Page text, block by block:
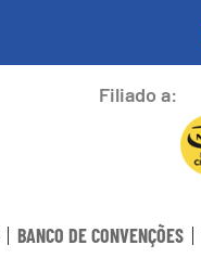
Filiado a:
BANCO DE CONVENÇÕES